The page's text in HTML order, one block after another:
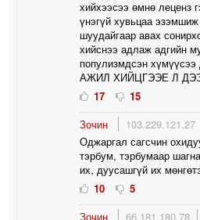
хийхээсээ өмнө леценз
үнэгүй хувьцаа
шуудайгаар авах
хийснээ адлаж адгийн
популизмдсэн
АЖИЛ ХИЙЦГЭЭЕ Л
17
15
Зочин
103.229.121.27
Оджаргал сагсчин
тэрбум, тэрбумаар
их, дуусашгүй их
10
5
Зочин
66.181.180.78